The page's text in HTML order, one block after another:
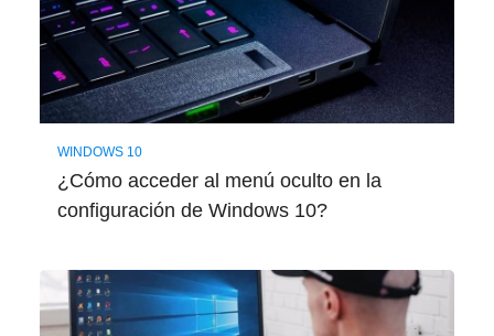
WINDOWS 10
¿Cómo acceder al menú oculto en la
configuración de Windows 10?